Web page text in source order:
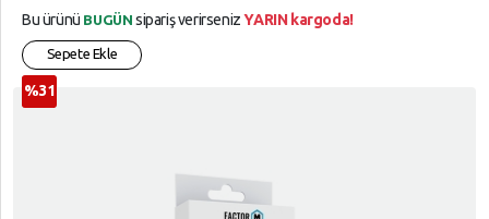
Bu ürünü BUGÜN sipariş verirsenizYARIN kargoda!
Sepete Ekle
%31